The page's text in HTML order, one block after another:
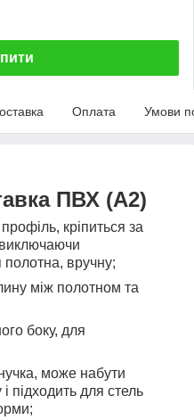
Оплата Умови
ПВХ (А2)
кріпиться за
вручну;
між полотном та
боку, для
може набути
підходить для стель